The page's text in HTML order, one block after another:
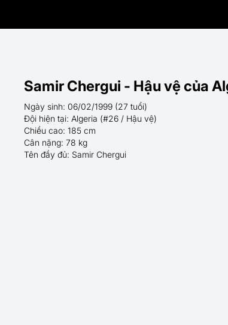
Samir Chergui - Hậu vệ của
Ngày sinh: 06/02/1999 (27 tuổi)
Đội hiện tại: Algeria (#26 / Hậu vệ)
Chiều cao: 185 cm
Cân nặng: 78 kg
Tên đầy đủ: Samir Chergui